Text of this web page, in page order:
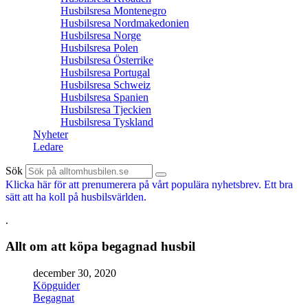
Husbilsresa Montenegro
Husbilsresa Nordmakedonien
Husbilsresa Norge
Husbilsresa Polen
Husbilsresa Österrike
Husbilsresa Portugal
Husbilsresa Schweiz
Husbilsresa Spanien
Husbilsresa Tjeckien
Husbilsresa Tyskland
Nyheter
Ledare
Sök
Klicka här för att prenumerera på vårt populära nyhetsbrev. Ett bra
sätt att ha koll på husbilsvärlden.
.
Allt om att köpa begagnad husbil
december 30, 2020
Köpguider
Begagnat